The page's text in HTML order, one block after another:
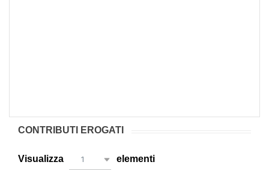
CONTRIBUTI EROGATI
Visualizza 1 elementi